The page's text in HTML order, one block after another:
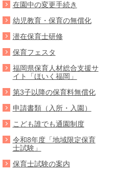
在園中の変更手続き
幼児教育・保育の無償化
潜在保育士研修
保育フェスタ
福岡県保育人材総合支援サ
イト「ほいく福岡」
第3子以降の保育料無償化
申請書類（入所・入園）
こども誰でも通園制度
令和8年度「地域限定保育
士試験」
保育士試験の案内